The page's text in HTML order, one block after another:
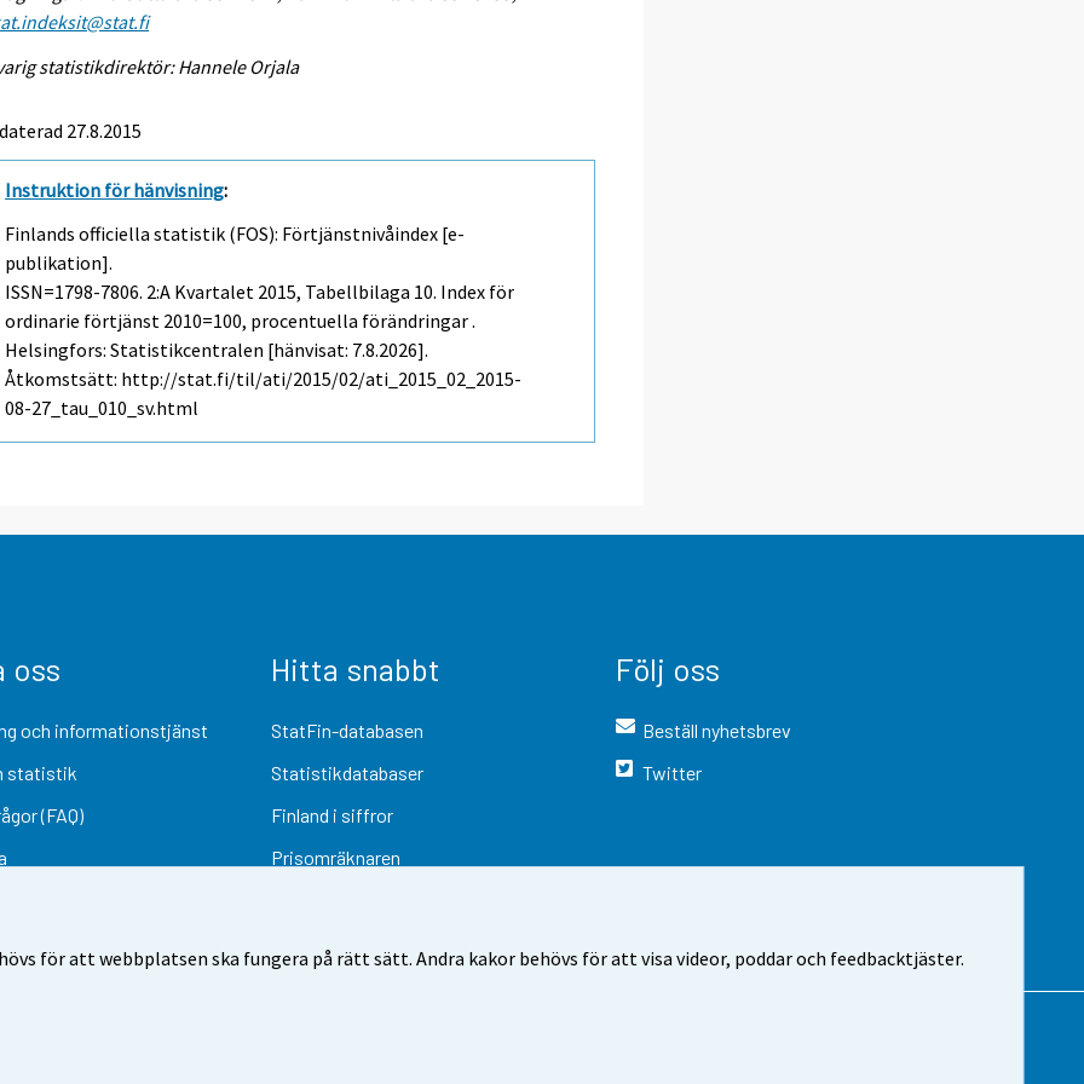
för att webbplatsen ska fungera på rätt sätt. Andra kakor behövs för att visa videor, poddar och feedbacktjäster.
statistikdirektör: Hannele Orjala
27.8.2015
Instruktion för hänvisning:
Finlands officiella statistik (FOS): Förtjänstnivåindex [e-
publikation].
ISSN=1798-7806. 2:a Kvartalet 2015, Tabellbilaga 10. Index för
ordinarie förtjänst 2010=100, procentuella förändringar .
Helsingfors: Statistikcentralen [hänvisat: 7.8.2026].
Åtkomstsätt: http://stat.fi/til/ati/2015/02/ati_2015_02_2015-
08-27_tau_010_sv.html
oss
och informationstjänst
statistik
(FAQ)
Hitta snabbt
StatFin-databasen
Statistikdatabaser
Finland i siffror
Prisomräknaren
Följ oss
Beställ nyhetsbrev
Twitter